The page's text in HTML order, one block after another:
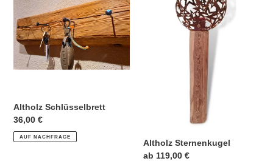
Altholz Schlüsselbrett
Normaler
Preis
36,00 €
AUF NACHFRAGE
Altholz Sternenkugel
Normaler
ab 119,00 €